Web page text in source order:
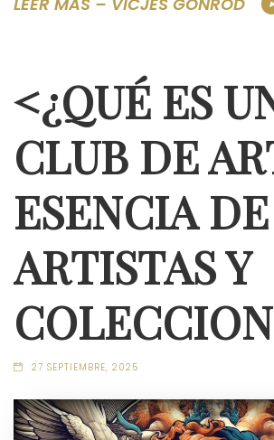
<¿QUÉ ES
CLUB DE
ESENCIA DE
ARTISTAS Y
27 SEPTIEMBRE, 2025